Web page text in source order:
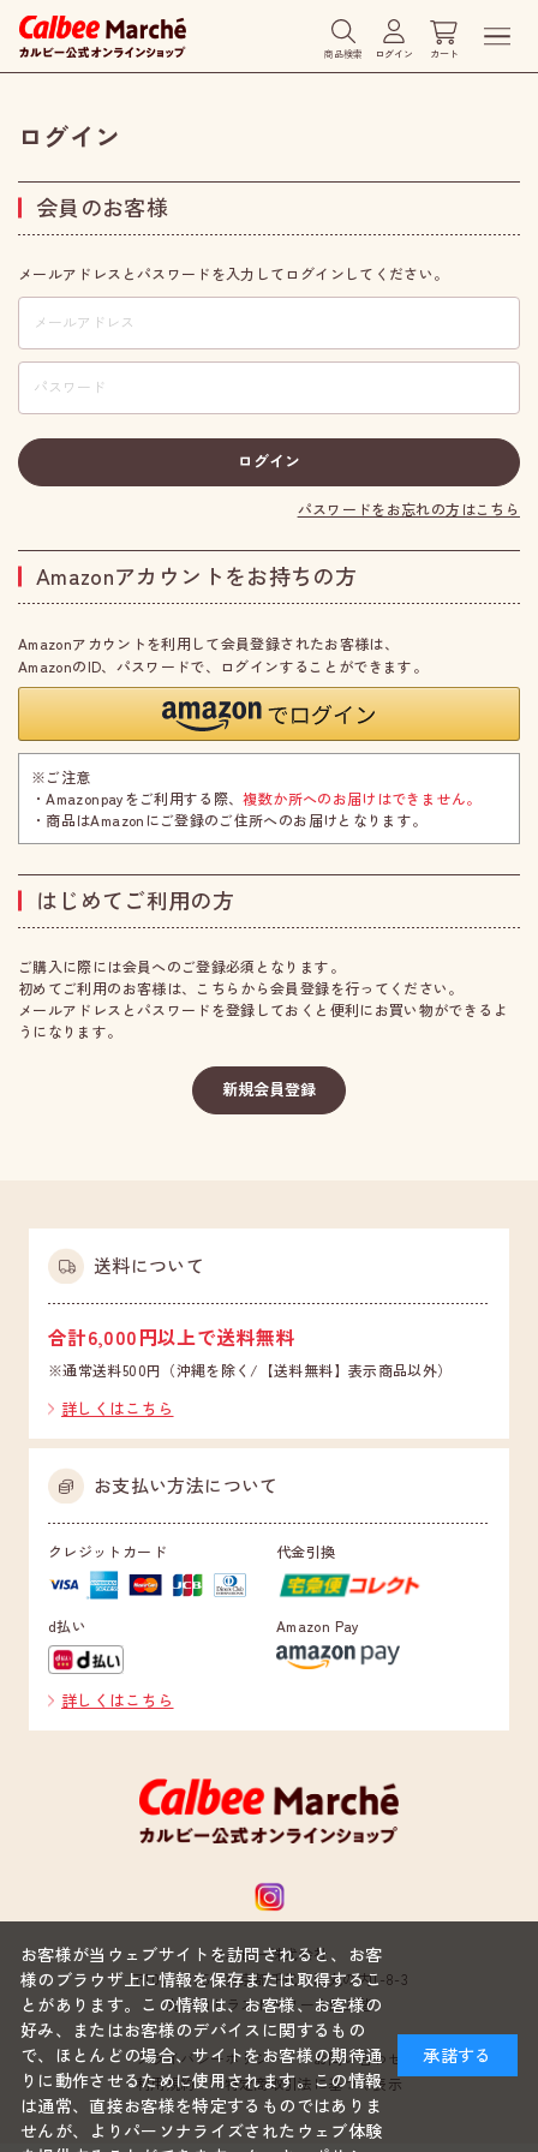
商品検索 ログイン カート
ログイン
会員のお客様
メールアドレスとパスワードを入力してログインしてください。
パスワードをお忘れの方はこちら
Amazonアカウントをお持ちの方
Amazonアカウントを利用して会員登録されたお客様は、
AmazonのID、パスワードで、ログインすることができます。
※ご注意
・Amazonpayをご利用する際、複数か所へのお届けはできません。
・商品はAmazonにご登録のご住所へのお届けとなります。
はじめてご利用の方
ご購入に際には会員へのご登録必須となります。
初めてご利用のお客様は、こちらから会員登録を行ってください。
メールアドレスとパスワードを登録しておくと便利にお買い物ができるよ
うになります。
送料について
合計6,000円以上で送料無料
※通常送料500円（沖縄を除く/【送料無料】表示商品以外）
詳しくはこちら
お支払い方法について
クレジットカード 代金引換
d払い Amazon Pay
詳しくはこちら
カルビー株式会社
〒100-0005 東京都千代田区丸の内1-8-3
丸の内トラストタワー本館22階
プライバシーポリシー
お問い合わせ
利用規約
特定商取引法に基づく表示
お客様が当ウェブサイトを訪問されると、お客
様のブラウザ上に情報を保存または取得するこ
とがあります。この情報は、お客様、お客様の
好み、またはお客様のデバイスに関するもの
で、ほとんどの場合、サイトをお客様の期待通
りに動作させるために使用されます。この情報
は通常、直接お客様を特定するものではありま
せんが、よりパーソナライズされたウェブ体験
承諾する